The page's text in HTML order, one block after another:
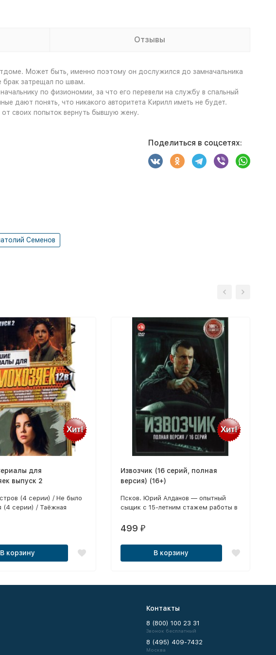
Отзывы
Может быть, именно поэтому он дослужился до замначальника
брак затрещал по швам.
по физиономии, за что его перевели на службу в спальный
дают понять, что никакого авторитета Кирилл иметь не будет.
своих попыток вернуть бывшую жену.
Поделиться в соцсетях:
Семенов
Хит!
для
выпуск 2
(4 серии) / Не было
(4 серии) / Таёжная
полёт (4 серии)
/ Игра на своем
/ Тень сомнений (4
могу тебя забыть (4
В корзину
Хит!
Извозчик (16 серий, полная
версия) (16+)
Псков. Юрий Алданов — опытный
сыщик с 15-летним стажем работы в
499 ₽
В корзину
Контакты
8 (800) 100 23 31
Звонок бесплатный
8 (495) 409-7432
Москва